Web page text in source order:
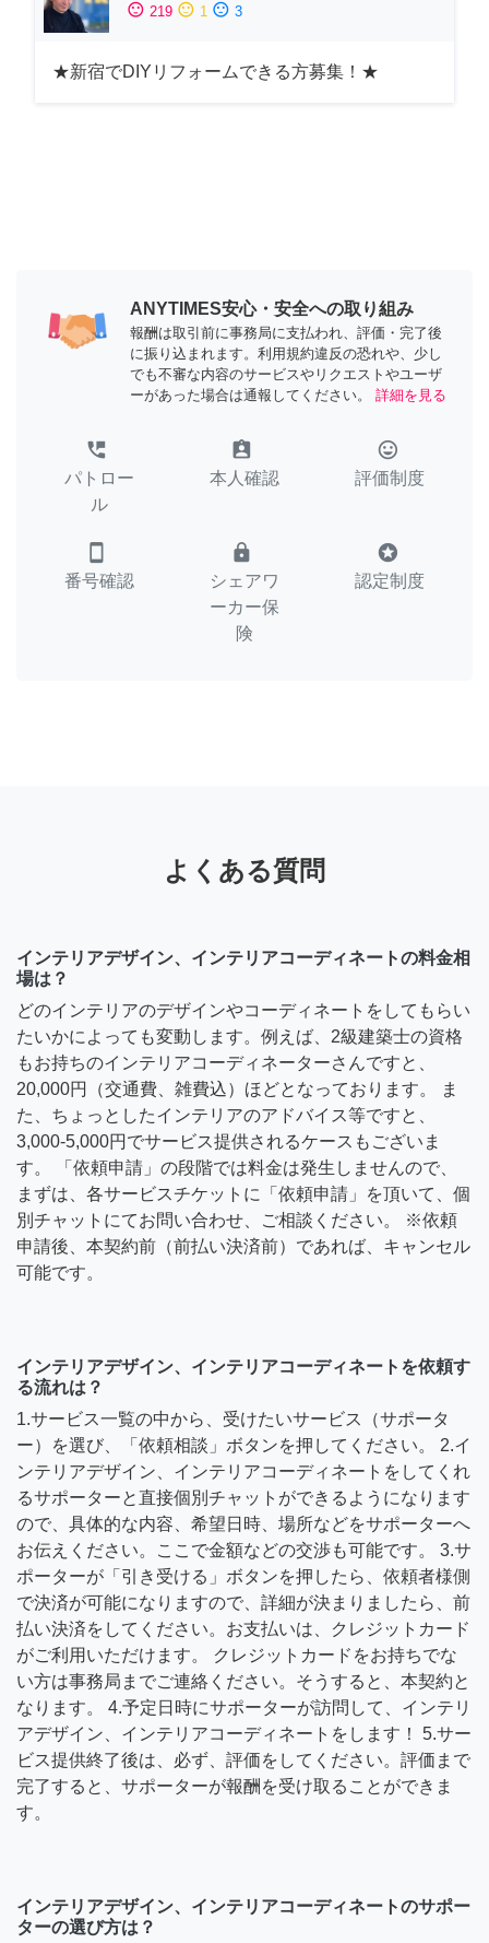
sentiment_satisfied 219 sentiment_neutral 1 sentiment_dissatisfied 3
★新宿でDIYリフォームできる方募集！★
ANYTIMES安心・安全への取り組み
報酬は取引前に事務局に支払われ、評価・完了後
に振り込まれます。利用規約違反の恐れや、少し
でも不審な内容のサービスやリクエストやユーザ
ーがあった場合は通報してください。
詳細を見る
perm_phone_msg
パトロー
ル
assignment_ind
本人確認
tag_faces
評価制度
smartphone
番号確認
lock
シェアワ
ーカー保
険
stars
認定制度
よくある質問
インテリアデザイン、インテリアコーディネートの料金相
場は？
どのインテリアのデザインやコーディネートをしてもらい
たいかによっても変動します。例えば、2級建築士の資格
もお持ちのインテリアコーディネーターさんですと、
20,000円（交通費、雑費込）ほどとなっております。 ま
た、ちょっとしたインテリアのアドバイス等ですと、
3,000-5,000円でサービス提供されるケースもございま
す。 「依頼申請」の段階では料金は発生しませんので、
まずは、各サービスチケットに「依頼申請」を頂いて、個
別チャットにてお問い合わせ、ご相談ください。 ※依頼
申請後、本契約前（前払い決済前）であれば、キャンセル
可能です。
インテリアデザイン、インテリアコーディネートを依頼す
る流れは？
1.サービス一覧の中から、受けたいサービス（サポータ
ー）を選び、「依頼相談」ボタンを押してください。 2.イ
ンテリアデザイン、インテリアコーディネートをしてくれ
るサポーターと直接個別チャットができるようになります
ので、具体的な内容、希望日時、場所などをサポーターへ
お伝えください。ここで金額などの交渉も可能です。 3.サ
ポーターが「引き受ける」ボタンを押したら、依頼者様側
で決済が可能になりますので、詳細が決まりましたら、前
払い決済をしてください。お支払いは、クレジットカード
がご利用いただけます。 クレジットカードをお持ちでな
い方は事務局までご連絡ください。そうすると、本契約と
なります。 4.予定日時にサポーターが訪問して、インテリ
アデザイン、インテリアコーディネートをします！ 5.サー
ビス提供終了後は、必ず、評価をしてください。評価まで
完了すると、サポーターが報酬を受け取ることができま
す。
インテリアデザイン、インテリアコーディネートのサポー
ターの選び方は？